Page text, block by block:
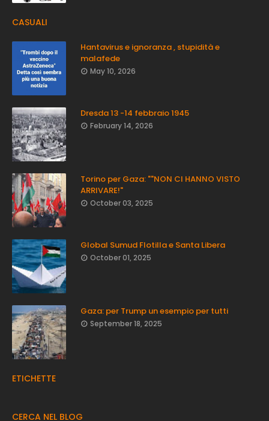
CASUALI
Hantavirus e ignoranza , stupidità e
malafede
May 10, 2026
Dresda 13 -14 febbraio 1945
February 14, 2026
Torino per Gaza: ""NON CI HANNO VISTO
ARRIVARE!"
October 03, 2025
Global Sumud Flotilla e Santa Libera
October 01, 2025
Gaza: per Trump un esempio per tutti
September 18, 2025
ETICHETTE
CERCA NEL BLOG